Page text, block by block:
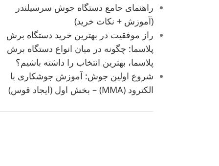
راهنمای جامع دستگاه جوش سرسیلندر
(آموزش + نکات خرید)
راز موفقیت در بهترین خرید دستگاه برش
پلاسما: چگونه در میان انواع دستگاه برش
پلاسما، بهترین انتخاب را داشته باشیم؟
شروع اولین جوش: آموزش جوشکاری با
الکترود (MMA) – بخش اول (ایجاد قوس)